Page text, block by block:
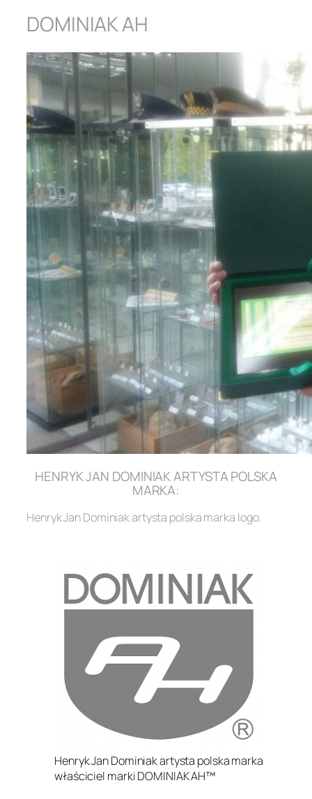
DOMINIAK AH
HENRYK JAN DOMINIAK ARTYSTA POLSKA
MARKA:
Henryk Jan Dominiak artysta polska marka logo.
Henryk Jan Dominiak artysta polska marka
właściciel marki DOMINIAK AH™